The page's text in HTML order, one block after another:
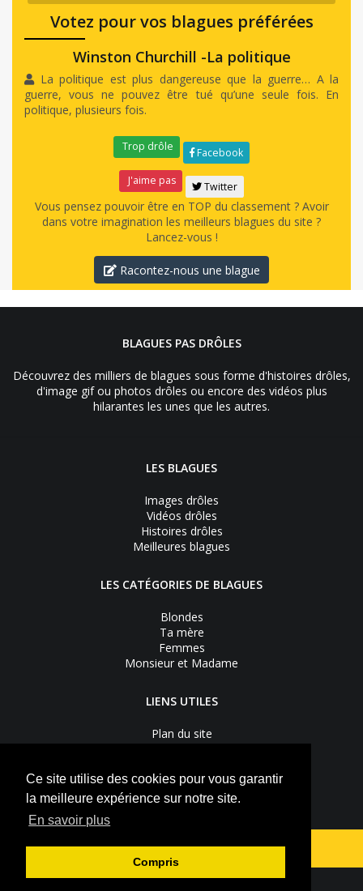
Ce site utilise des cookies pour vous garantir
la meilleure expérience sur notre site.
En savoir plus
Compris
Votez pour vos blagues préférées
Winston Churchill -La politique
La politique est plus dangereuse que la guerre… A la
guerre, vous ne pouvez être tué qu’une seule fois. En
politique, plusieurs fois.
Trop drôle Facebook
J'aime pas Twitter
Vous pensez pouvoir être en TOP du classement ? Avoir
dans votre imagination les meilleurs blagues du site ?
Lancez-vous !
Racontez-nous une blague
BLAGUES PAS DRÔLES
Découvrez des milliers de blagues sous forme d'histoires drôles,
d'image gif ou photos drôles ou encore des vidéos plus
hilarantes les unes que les autres.
LES BLAGUES
Images drôles
Vidéos drôles
Histoires drôles
Meilleures blagues
LES CATÉGORIES DE BLAGUES
Blondes
Ta mère
Femmes
Monsieur et Madame
LIENS UTILES
Plan du site
Nous contacter
Mentions légales
Vie privée
Suivez-nous sur Facebook Youtube